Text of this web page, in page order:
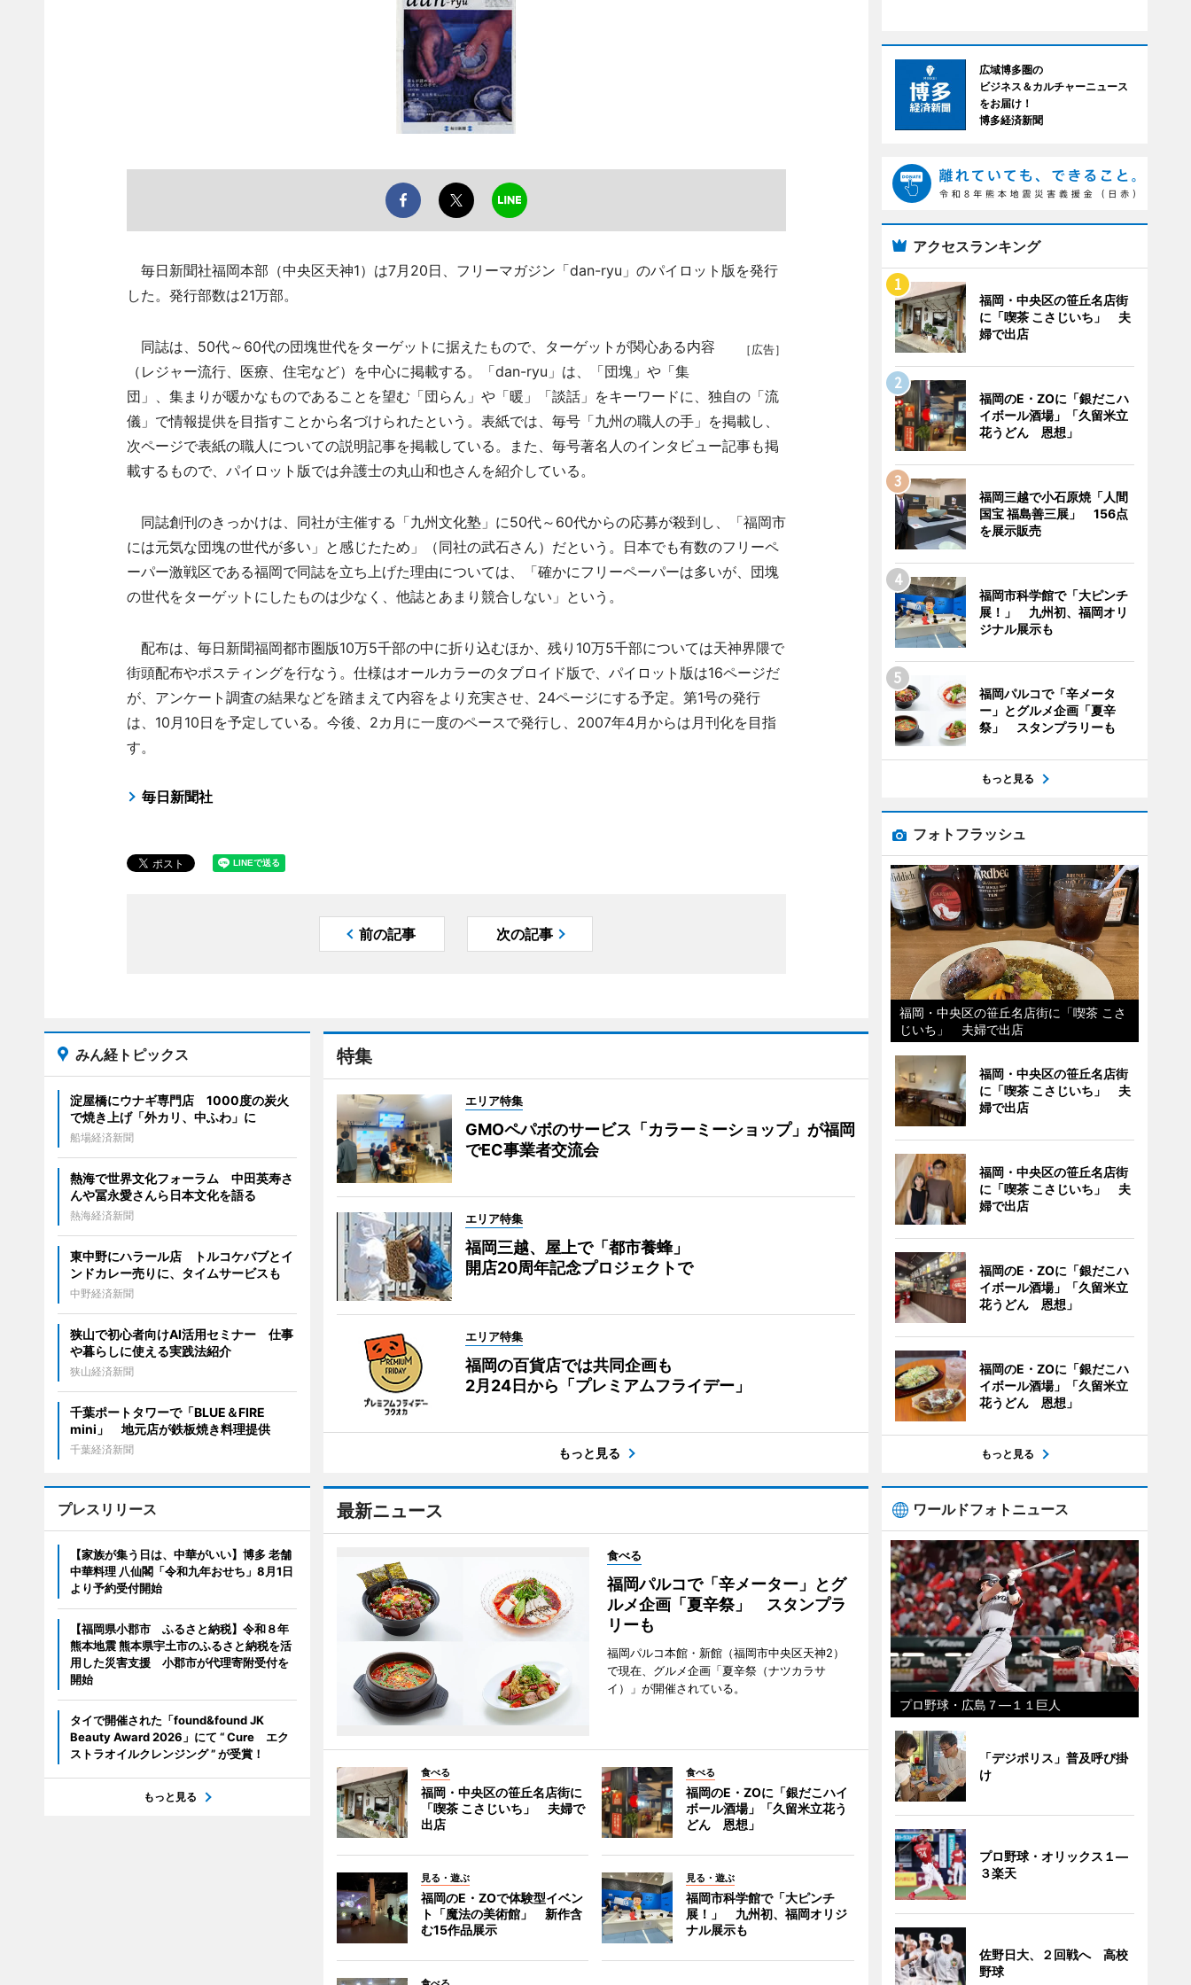
毎日新聞社福岡本部（中央区天神1）は7月20日、フリーマガジン「dan-ryu」のパイロット版を発行
した。発行部数は21万部。
［広告］
同誌は、50代～60代の団塊世代をターゲットに据えたもので、ターゲットが関心ある内容
（レジャー流行、医療、住宅など）を中心に掲載する。「dan-ryu」は、「団塊」や「集
団」、集まりが暖かなものであることを望む「団らん」や「暖」「談話」をキーワードに、独自の「流
儀」で情報提供を目指すことから名づけられたという。表紙では、毎号「九州の職人の手」を掲載し、
次ページで表紙の職人についての説明記事を掲載している。また、毎号著名人のインタビュー記事も掲
載するもので、パイロット版では弁護士の丸山和也さんを紹介している。
同誌創刊のきっかけは、同社が主催する「九州文化塾」に50代～60代からの応募が殺到し、「福岡市
には元気な団塊の世代が多い」と感じたため」（同社の武石さん）だという。日本でも有数のフリーペ
ーパー激戦区である福岡で同誌を立ち上げた理由については、「確かにフリーペーパーは多いが、団塊
の世代をターゲットにしたものは少なく、他誌とあまり競合しない」という。
配布は、毎日新聞福岡都市圏版10万5千部の中に折り込むほか、残り10万5千部については天神界隈で
街頭配布やポスティングを行なう。仕様はオールカラーのタブロイド版で、パイロット版は16ページだ
が、アンケート調査の結果などを踏まえて内容をより充実させ、24ページにする予定。第1号の発行
は、10月10日を予定している。今後、2カ月に一度のペースで発行し、2007年4月からは月刊化を目指
す。
毎日新聞社
前の記事 次の記事
特集
エリア特集
GMOペパボのサービス「カラーミーショップ」が福岡
でEC事業者交流会
エリア特集
福岡三越、屋上で「都市養蜂」
開店20周年記念プロジェクトで
エリア特集
福岡の百貨店では共同企画も
2月24日から「プレミアムフライデー」
もっと見る
最新ニュース
食べる
福岡パルコで「辛メーター」とグ
ルメ企画「夏辛祭」 スタンプラ
リーも
福岡パルコ本館・新館（福岡市中央区天神2）
で現在、グルメ企画「夏辛祭（ナツカラサ
イ）」が開催されている。
食べる
福岡・中央区の笹丘名店街に
「喫茶 こさじいち」 夫婦で
出店
食べる
福岡のE・ZOに「銀だこハイ
ボール酒場」「久留米立花う
どん 恩想」
見る・遊ぶ
福岡のE・ZOで体験型イベン
ト「魔法の美術館」 新作含
む15作品展示
見る・遊ぶ
福岡市科学館で「大ピンチ
展！」 九州初、福岡オリジ
ナル展示も
みん経トピックス
淀屋橋にウナギ専門店 1000度の炭火
で焼き上げ「外カリ、中ふわ」に
船場経済新聞
熱海で世界文化フォーラム 中田英寿さ
んや冨永愛さんら日本文化を語る
熱海経済新聞
東中野にハラール店 トルコケバブとイ
ンドカレー売りに、タイムサービスも
中野経済新聞
狭山で初心者向けAI活用セミナー 仕事
や暮らしに使える実践法紹介
狭山経済新聞
千葉ポートタワーで「BLUE＆FIRE
mini」 地元店が鉄板焼き料理提供
千葉経済新聞
プレスリリース
【家族が集う日は、中華がいい】博多 老舗
中華料理 八仙閣「令和九年おせち」8月1日
より予約受付開始
【福岡県小郡市 ふるさと納税】令和８年
熊本地震 熊本県宇土市のふるさと納税を活
用した災害支援 小郡市が代理寄附受付を
開始
タイで開催された「found&found JK
Beauty Award 2026」にて “ Cure エク
ストラオイルクレンジング ” が受賞！
もっと見る
広域博多圏の
ビジネス＆カルチャーニュース
をお届け！
博多経済新聞
アクセスランキング
福岡・中央区の笹丘名店街
に「喫茶 こさじいち」 夫
婦で出店
福岡のE・ZOに「銀だこハ
イボール酒場」「久留米立
花うどん 恩想」
福岡三越で小石原焼「人間
国宝 福島善三展」 156点
を展示販売
福岡市科学館で「大ピンチ
展！」 九州初、福岡オリ
ジナル展示も
福岡パルコで「辛メータ
ー」とグルメ企画「夏辛
祭」 スタンプラリーも
もっと見る
フォトフラッシュ
福岡・中央区の笹丘名店街に「喫茶 こさ
じいち」 夫婦で出店
福岡・中央区の笹丘名店街
に「喫茶 こさじいち」 夫
婦で出店
福岡・中央区の笹丘名店街
に「喫茶 こさじいち」 夫
婦で出店
福岡のE・ZOに「銀だこハ
イボール酒場」「久留米立
花うどん 恩想」
福岡のE・ZOに「銀だこハ
イボール酒場」「久留米立
花うどん 恩想」
もっと見る
ワールドフォトニュース
プロ野球・広島７―１１巨人
「デジポリス」普及呼び掛
け
プロ野球・オリックス１―
３楽天
佐野日大、２回戦へ 高校
野球